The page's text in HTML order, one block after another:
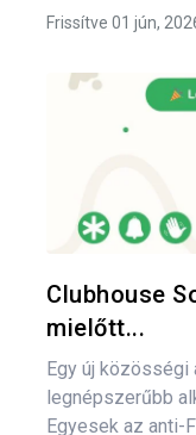
Frissítve 01 jún,
Clubhouse
mielőtt...
Egy új közösségi
legnépszerűbb
Egyesek az anti-